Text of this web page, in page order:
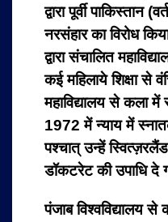
द्वारा पूर्वी पाकिस्तान
नरसंहार का विरोध
द्वारा संचालित
कई महिलाये शिक्षा से
महाविद्यालय से कला में
1972 में न्याय में
पश्चात् उन्हें
डॉकटरेट की उपाधि दे
पंजाब विश्वविद्यालय